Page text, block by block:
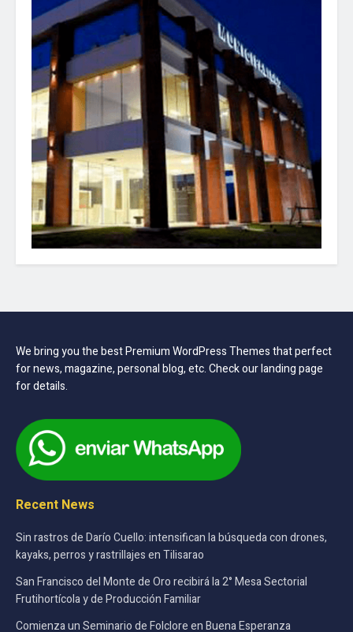
We bring you the best Premium WordPress Themes that perfect
for news, magazine, personal blog, etc. Check our landing page
for details.
Recent News
Sin rastros de Darío Cuello: intensifican la búsqueda con drones,
kayaks, perros y rastrillajes en Tilisarao
San Francisco del Monte de Oro recibirá la 2° Mesa Sectorial
Frutihortícola y de Producción Familiar
Comienza un Seminario de Folclore en Buena Esperanza